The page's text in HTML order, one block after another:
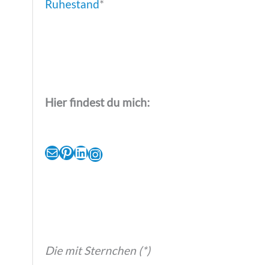
Ruhestand*
Hier findest du mich:
E-Mail Pinterest LinkedIn Instagram
Die mit Sternchen (*)